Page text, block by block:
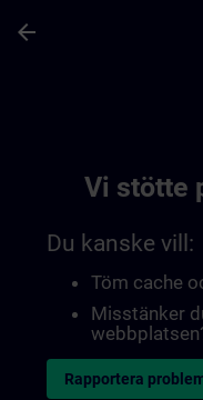
arrow_back
Vi stötte
Du kanske vill:
Töm cache
Misstänker
Rapportera